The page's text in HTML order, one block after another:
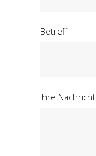
Betreff
Ihre Nachricht